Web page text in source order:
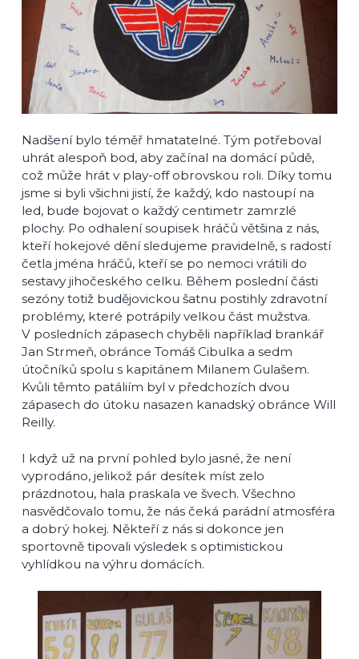
Nadšení bylo téměř hmatatelné. Tým potřeboval
uhrát alespoň bod, aby začínal na domácí půdě,
což může hrát v play-off obrovskou roli. Díky tomu
jsme si byli všichni jistí, že každý, kdo nastoupí na
led, bude bojovat o každý centimetr zamrzlé
plochy. Po odhalení soupisek hráčů většina z nás,
kteří hokejové dění sledujeme pravidelně, s radostí
četla jména hráčů, kteří se po nemoci vrátili do
sestavy jihočeského celku. Během poslední části
sezóny totiž budějovickou šatnu postihly zdravotní
problémy, které potrápily velkou část mužstva.
V posledních zápasech chyběli například brankář
Jan Strmeň, obránce Tomáš Cibulka a sedm
útočníků spolu s kapitánem Milanem Gulašem.
Kvůli těmto patáliím byl v předchozích dvou
zápasech do útoku nasazen kanadský obránce Will
Reilly.
I když už na první pohled bylo jasné, že není
vyprodáno, jelikož pár desítek míst zelo
prázdnotou, hala praskala ve švech. Všechno
nasvědčovalo tomu, že nás čeká parádní atmosféra
a dobrý hokej. Někteří z nás si dokonce jen
sportovně tipovali výsledek s optimistickou
vyhlídkou na výhru domácích.